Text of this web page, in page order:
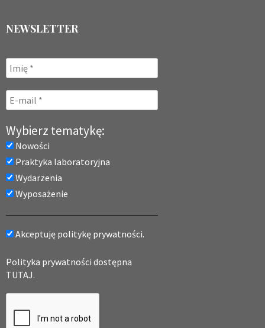
NEWSLETTER
Wybierz tematykę:
Nowości
Praktyka laboratoryjna
Wydarzenia
Wyposażenie
Akceptuję politykę prywatności.
Polityka prywatności dostępna
TUTAJ.